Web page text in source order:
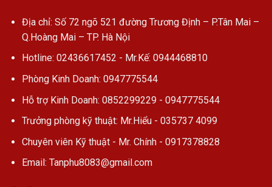
Địa chỉ: Số 72 ngõ 521 đường Trương Định – P.Tân Mai –
Q.Hoàng Mai – TP. Hà Nội
Hotline: 02436617452 - Mr.Kế: 0944468810
Phòng Kinh Doanh: 0947775544
Hỗ trợ Kinh Doanh: 0852299229 - 0947775544
Trưởng phòng kỹ thuật: Mr.Hiểu - 035737 4099
Chuyên viên Kỹ thuật - Mr. Chính - 0917378828
Email: Tanphu8083@gmail.com